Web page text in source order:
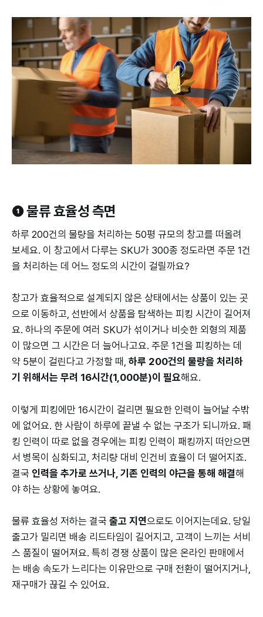
❶ ​​물류 효율성 측면
하루 200건의 물량을 처리하는 50평 규모의 창고를 떠올려
보세요. 이 창고에서 다루는 SKU가 300종 정도라면 주문 1건
을 처리하는 데 어느 정도의 시간이 걸릴까요?
창고가 효율적으로 설계되지 않은 상태에서는 상품이 있는 곳
으로 이동하고, 선반에서 상품을 탐색하는 피킹 시간이 길어져
요. 하나의 주문에 여러 SKU가 섞이거나 비슷한 외형의 제품
이 많으면 그 시간은 더 늘어나고요. 주문 1건을 피킹하는 데
약 5분이 걸린다고 가정할 때, 하루 200건의 물량을 처리하
기 위해서는 무려 16시간(1,000분)이 필요해요.
이렇게 피킹에만 16시간이 걸리면 필요한 인력이 늘어날 수밖
에 없어요. 한 사람이 하루에 끝낼 수 없는 구조가 되니까요. 패
킹 인력이 따로 없을 경우에는 피킹 인력이 패킹까지 떠안으면
서 병목이 심화되고, 처리량 대비 인건비 효율이 더 떨어지죠.
결국 인력을 추가로 쓰거나, 기존 인력의 야근을 통해 해결해
야 하는 상황에 놓여요.
물류 효율성 저하는 결국 출고 지연으로도 이어지는데요. 당일
출고가 밀리면 배송 리드타임이 길어지고, 고객이 느끼는 서비
스 품질이 떨어져요. 특히 경쟁 상품이 많은 온라인 판매에서
는 배송 속도가 느리다는 이유만으로 구매 전환이 떨어지거나,
재구매가 끊길 수 있어요.